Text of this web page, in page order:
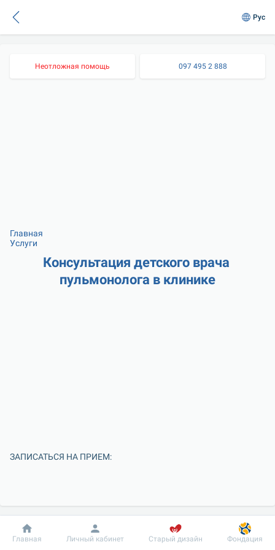
Рус
Неотложная помощь 097 495 2 888
Главная
Услуги
Консультация детского врача
пульмонолога в клинике
ЗАПИСАТЬСЯ НА ПРИЕМ:
Добробут Информация Пациенту
Главная Личный кабинет Старый дизайн Фондация